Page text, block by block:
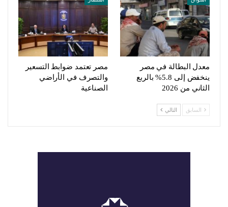
معدل البطالة في مصر
ينخفض إلى 5.8% بالربع
الثاني من 2026
مصر تعتمد ضوابط التسعير
والتصرف في الأراضي
الصناعية
السابق التالي